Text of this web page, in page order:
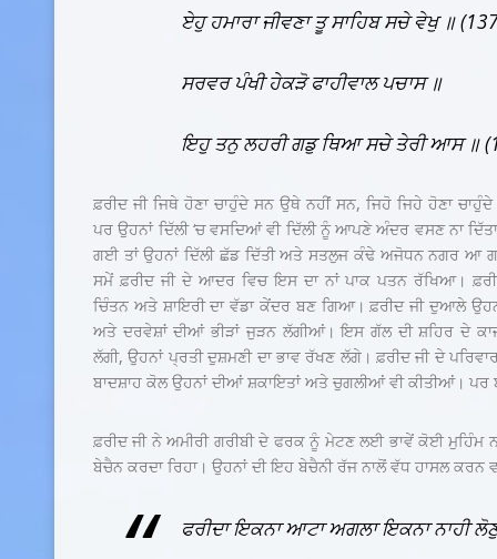
ਏਹੁ ਹਮਾਰਾ ਜੀਵਣਾ ਤੂ ਸਾਹਿਬ ਸਚੇ ਵੇਖੁ ॥
ਸਰਵਰ ਪੰਖੀ ਹੇਕੜੋ ਫਾਹੀਵਾਲ ਪਚਾਸ ॥
ਇਹੁ ਤਨੁ ਲਹਰੀ ਗਡੁ ਥਿਆ ਸਚੇ ਤੇਰੀ ਆਸ ॥
ਫ਼ਰੀਦ ਜੀ ਜਿਥੇ ਹੋਣਾ ਚਾਹੁੰਦੇ ਸਨ ਉਥੇ ਨਹੀਂ ਸਨ, ਜਿਹੋ ਜਿਹੇ ਹੋਣਾ
ਪਰ ਉਹਨਾਂ ਦਿੱਲੀ ‘ਚ ਵਸਦਿਆਂ ਵੀ ਦਿੱਲੀ ਨੂੰ ਆਪਣੇ ਅੰਦਰ ਵਸਣ ਨਾ
ਗਈ ਤਾਂ ਉਹਨਾਂ ਦਿੱਲੀ ਛੱਡ ਦਿੱਤੀ ਅਤੇ ਸਤਲੁਜ ਕੰਢੇ ਅਜੋਧਨ ਨਗਰ ਆ
ਸਮੇਂ ਫ਼ਰੀਦ ਜੀ ਦੇ ਆਦਰ ਵਿਚ ਇਸ ਦਾ ਨਾਂ ਪਾਕ ਪਤਨ ਰੱਖਿਆ।
ਚਿੰਤਨ ਅਤੇ ਸ਼ਾਇਰੀ ਦਾ ਵੱਡਾ ਕੇਂਦਰ ਬਣ ਗਿਆ। ਫ਼ਰੀਦ ਜੀ ਦੁਆਲੇ
ਅਤੇ ਦਰਵੇਸ਼ਾਂ ਦੀਆਂ ਭੀੜਾਂ ਜੁੜਨ ਲੱਗੀਆਂ। ਇਸ ਗੱਲ ਦੀ ਸ਼ਹਿਰ ਦੇ
ਲੱਗੀ, ਉਹਨਾਂ ਪ੍ਰਤੀ ਦੁਸ਼ਮਣੀ ਦਾ ਭਾਵ ਰੱਖਣ ਲੱਗੇ। ਫ਼ਰੀਦ ਜੀ ਦੇ
ਬਾਦਸ਼ਾਹ ਕੋਲ ਉਹਨਾਂ ਦੀਆਂ ਸ਼ਕਾਇਤਾਂ ਅਤੇ ਚੁਗਲੀਆਂ ਵੀ ਕੀਤੀਆਂ। ਪਰ
ਫ਼ਰੀਦ ਜੀ ਨੇ ਅਮੀਰੀ ਗਰੀਬੀ ਦੇ ਫਰਕ ਨੂੰ ਮੇਟਣ ਲਈ ਭਾਵੇਂ ਕੋਈ
ਬੇਚੈਨ ਕਰਦਾ ਰਿਹਾ। ਉਹਨਾਂ ਦੀ ਇਹ ਬੇਚੈਨੀ ਰੱਜ ਨਾਲੋਂ ਵੱਧ ਹਾਸਲ ਕਰਨ
ਫਰੀਦਾ ਇਕਨਾ ਆਟਾ ਅਗਲਾ ਇਕਨਾ ਨਾਹੀ